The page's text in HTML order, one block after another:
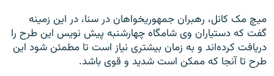
میچ مک کانل، رهبران جمهوریخواهان در سنا، در این زمینه
گفت که دستیاران وی شامگاه چهارشنبه پیش نویس این طرح را
دریافت کرده‌اند و به زمان بیشتری نیاز است تا مطمئن شود این
طرح تا آنجا که ممکن است شدید و قوی باشد.